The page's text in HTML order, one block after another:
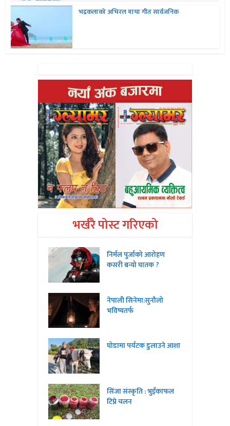
भद्रकलाको अभिरल माया गीत सार्वजनिक
भर्खरै पोस्ट गरिएको
निर्मल पुर्जाको आरोहण
कसरी बन्यो घातक ?
नेपाली सिनेमा:सुनौलो
भविष्यतर्फ
घोडामा पर्यटक डुलाउने आशा
सिंजा संस्कृति : भुइँकाफल
टिप्ने चलन